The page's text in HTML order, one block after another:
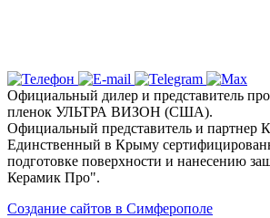
Официальный дилер и представитель
пленок УЛЬТРА ВИЗОН (США).
Официальный представитель и партнер
Единственный в Крыму
подготовке поверхности и нанесению
Керамик Про".
Создание сайтов в Симферополе